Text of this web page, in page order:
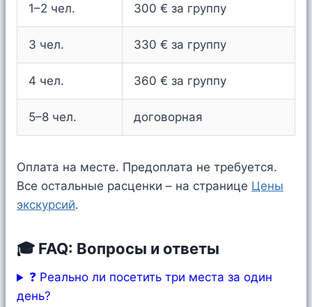
1–2 чел. 300 € за группу
3 чел. 330 € за группу
4 чел. 360 € за группу
5–8 чел. договорная
Оплата на месте. Предоплата не требуется.
Все остальные расценки – на странице Цены
экскурсий.
🎓 FAQ: Вопросы и ответы
❓ Реально ли посетить три места за один
день?